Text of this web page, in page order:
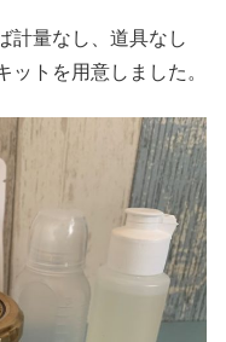
計量なし、道具なし
トを用意しました。